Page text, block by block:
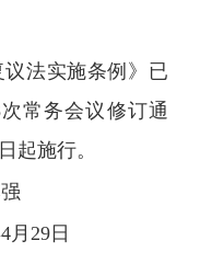
议法实施条例》已
常务会议修订通
起施行。
李强
年4月29日